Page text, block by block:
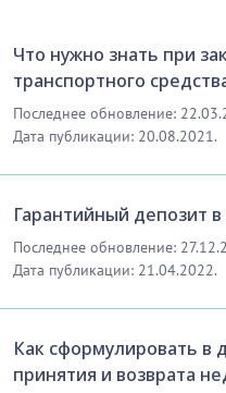
Что нужно знать при
транспортного
Последнее обновление:
Дата публикации: 20.08.2021.
Гарантийный депозит
Последнее обновление:
Дата публикации: 21.04.2022.
Как сформулировать в
принятия и возврата